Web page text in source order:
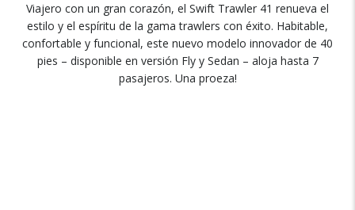
Viajero con un gran corazón, el Swift Trawler 41 renueva el
estilo y el espíritu de la gama trawlers con éxito. Habitable,
confortable y funcional, este nuevo modelo innovador de 40
pies – disponible en versión Fly y Sedan – aloja hasta 7
pasajeros. Una proeza!